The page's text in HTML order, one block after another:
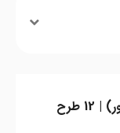
مجموعه کلاه بابانوئل دست‌کشیده (وکتور) | 12 طرح